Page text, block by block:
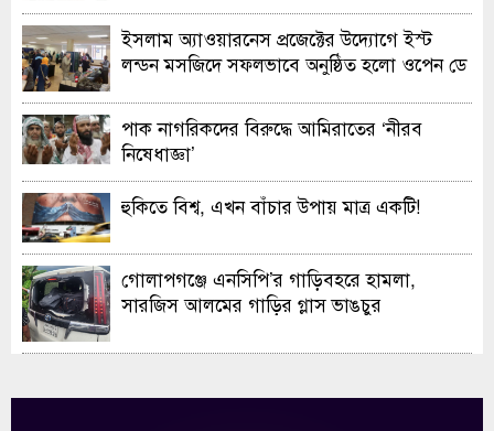
ইসলাম অ্যাওয়ারনেস প্রজেক্টের উদ্যোগে ইস্ট
লন্ডন মসজিদে সফলভাবে অনুষ্ঠিত হলো ওপেন ডে
পাক নাগরিকদের বিরুদ্ধে আমিরাতের ‘নীরব
নিষেধাজ্ঞা’
হুকিতে বিশ্ব, এখন বাঁচার উপায় মাত্র একটি!
গোলাপগঞ্জে এনসিপি’র গাড়িবহরে হামলা,
সারজিস আলমের গাড়ির গ্লাস ভাঙচুর